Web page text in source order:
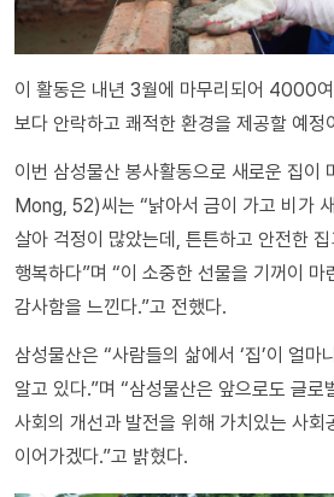
이 활동은 내년 3월에 마무리되어 4000여
보다 안락하고 쾌적한 환경을 제공할 예정
이번 삼성물산 봉사활동으로 새로운 집
Mong, 52)씨는 “낡아서 금이 가고 비가
살아 걱정이 많았는데, 튼튼하고 안전한
행복하다”며 “이 소중한 선물을 기꺼이 마
감사함을 느낀다.”고 전했다.
삼성물산은 “사람들의 삶에서 ‘집’이 얼마
알고 있다.”며 “삼성물산은 앞으로도 글로
사회의 개선과 발전을 위해 가치있는 사회
이어가겠다.”고 밝혔다.